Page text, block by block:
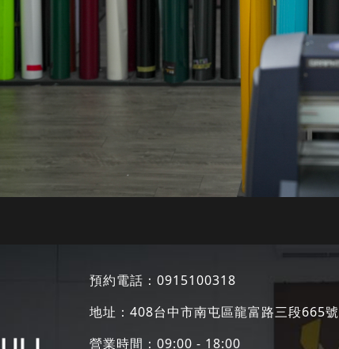
預約電話：0915100318
地址：408台中市南屯區龍富路三段665號
營業時間：09:00 - 18:00